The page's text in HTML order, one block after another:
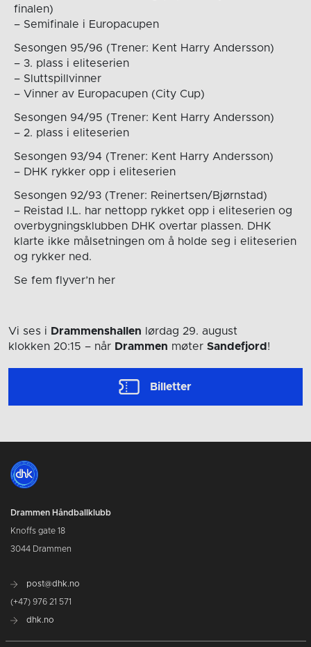
finalen)
– Semifinale i Europacupen
Sesongen 95/96 (Trener: Kent Harry Andersson)
– 3. plass i eliteserien
– Sluttspillvinner
– Vinner av Europacupen (City Cup)
Sesongen 94/95 (Trener: Kent Harry Andersson)
– 2. plass i eliteserien
Sesongen 93/94 (Trener: Kent Harry Andersson)
– DHK rykker opp i eliteserien
Sesongen 92/93 (Trener: Reinertsen/Bjørnstad)
– Reistad I.L. har nettopp rykket opp i eliteserien og
overbygningsklubben DHK overtar plassen. DHK
klarte ikke målsetningen om å holde seg i eliteserien
og rykker ned.
Se fem flyver’n her
Vi ses i Drammenshallen lørdag 29. august
klokken 20:15 – når Drammen møter Sandefjord !
Billetter
Drammen Håndballklubb
Knoffs gate 18
3044 Drammen
post@dhk.no
(+47) 976 21 571
dhk.no